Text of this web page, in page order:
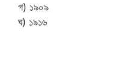
গ) ১৯০৯
ঘ) ১৯১৬